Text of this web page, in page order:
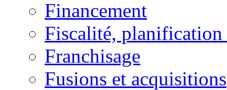
Financement
Fiscalité, planification
Franchisage
Fusions et acquisitions